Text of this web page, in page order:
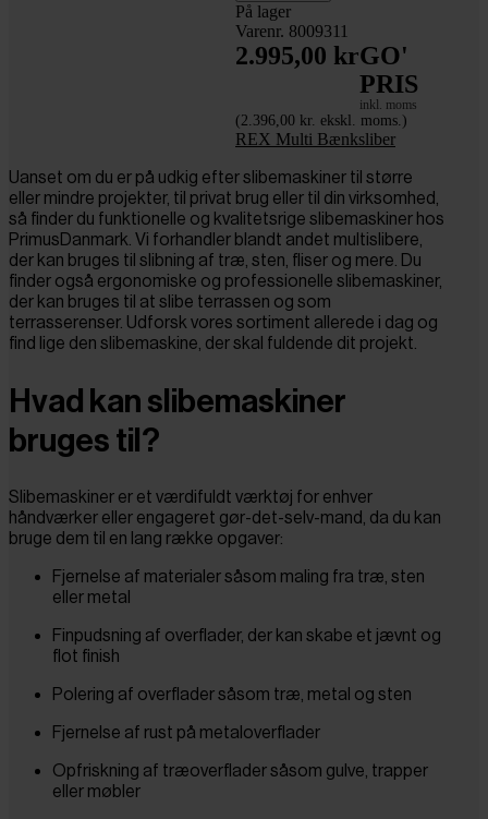
På lager
Varenr. 8009311
2.995,00 krGO'
PRIS
inkl. moms
(2.396,00 kr. ekskl. moms.)
REX Multi Bænksliber
Uanset om du er på udkig efter slibemaskiner til større
eller mindre projekter, til privat brug eller til din virksomhed,
så finder du funktionelle og kvalitetsrige slibemaskiner hos
PrimusDanmark. Vi forhandler blandt andet multislibere,
der kan bruges til slibning af træ, sten, fliser og mere. Du
finder også ergonomiske og professionelle slibemaskiner,
der kan bruges til at slibe terrassen og som
terrasserenser. Udforsk vores sortiment allerede i dag og
find lige den slibemaskine, der skal fuldende dit projekt.
Hvad kan slibemaskiner
bruges til?
Slibemaskiner er et værdifuldt værktøj for enhver
håndværker eller engageret gør-det-selv-mand, da du kan
bruge dem til en lang række opgaver:
Fjernelse af materialer såsom maling fra træ, sten
eller metal
Finpudsning af overflader, der kan skabe et jævnt og
flot finish
Polering af overflader såsom træ, metal og sten
Fjernelse af rust på metaloverflader
Opfriskning af træoverflader såsom gulve, trapper
eller møbler